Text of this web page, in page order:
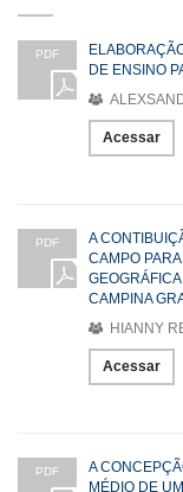
PDF
DE ENSINO
Acessar
PDF
A
CAMPO
CAMPINA
HIANNY
Acessar
PDF
A
MÉDIO DE